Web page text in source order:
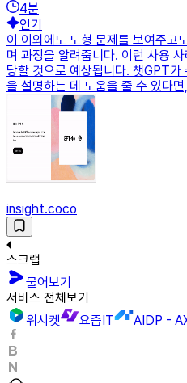
4분
인기
이 이외에도 도형 문제를 보여주고
며 과정을 알려줍니다. 이런 사용
당할 것으로 예상됩니다. 챗GPT가
을 설명하는 데 도움을 줄 수 있다
insight.coco
스크랩
물어보기
서비스 전체보기
위시켓
요즘IT AIDP -